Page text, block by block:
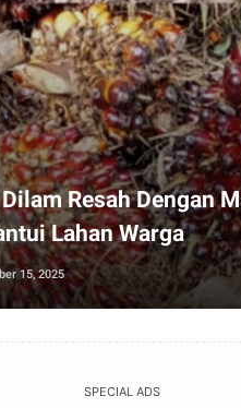
Resah Dengan
Lahan Warga
15, 2025
SPECIAL ADS